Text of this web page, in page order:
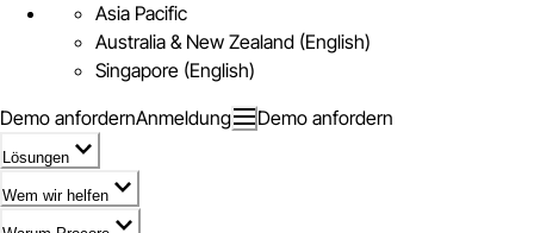
Asia Pacific
Australia & New Zealand (English)
Singapore (English)
Demo anfordernAnmeldung Demo anfordern
Lösungen
Wem wir helfen